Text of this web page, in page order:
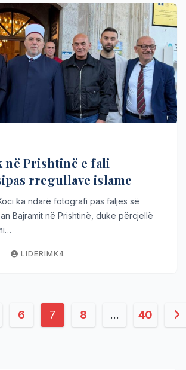
në Prishtinë e fali
rregullave islame
ka ndarë fotografi pas faljes së
Bajramit në Prishtinë, duke përcjellë
LIDERIMK4
6 7 8 … 40